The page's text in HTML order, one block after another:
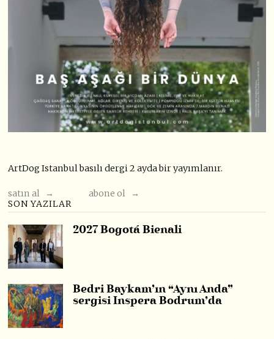
ArtDog Istanbul basılı dergi 2 ayda bir yayımlanır.
satın al →
abone ol →
SON YAZILAR
2027 Bogotá Bienali
Bedri Baykam’ın “Aynı Anda”
sergisi Inspera Bodrum’da